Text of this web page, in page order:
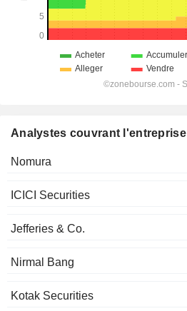
Analystes couvrant l'entreprise
Nomura
ICICI Securities
Jefferies & Co.
Nirmal Bang
Kotak Securities